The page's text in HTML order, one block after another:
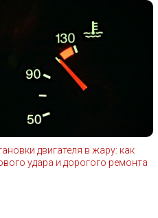
двигателя в жару: как
удара и дорогого ремонта